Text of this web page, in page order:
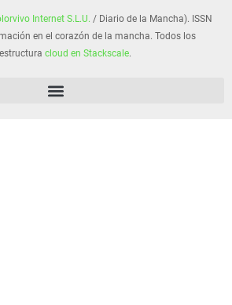
Internet S.L.U. / Diario de la Mancha). ISSN
en el corazón de la mancha. Todos los
cloud en Stackscale.